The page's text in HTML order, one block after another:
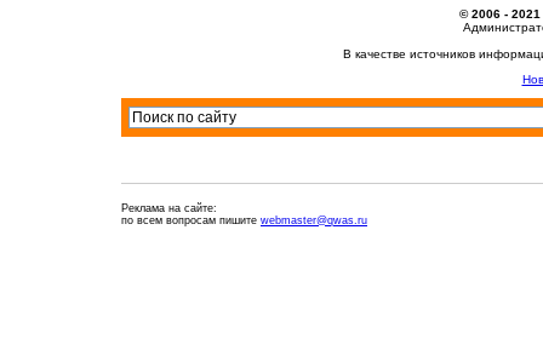
© 2006 - 2021
В качестве источников
Реклама на сайте:
по всем вопросам пишите webmaster@qwas.ru